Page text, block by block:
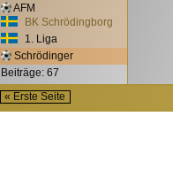
AFM
BK Schrödingborg
1. Liga
Schrödinger
Beiträge: 67
« Erste Seite